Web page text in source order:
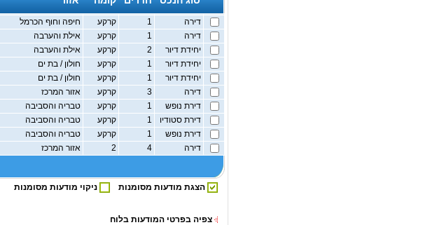
דירה קרקע חיפה וחוף הכרמל
דירה
קרקע אילת והערבה
יחידת דיור
קרקע אילת והערבה
יחידת דיור
קרקע חולון / בת ים
יחידת דיור
קרקע חולון / בת ים
דירה
קרקע אזור המרכז
דירת נופש
קרקע טבריה והסביבה
דירת סטודיו
קרקע טבריה והסביבה
דירת נופש
קרקע טבריה והסביבה
דירה
אזור המרכז
הצגת מודעות מסומנות ניקוי מודעות מסומנות
צפיה בפרטי המודעות בלוח